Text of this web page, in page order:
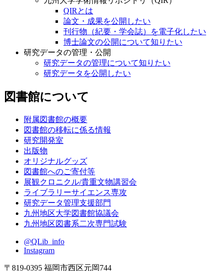
QIRとは
論文・成果を公開したい
刊行物（紀要・学会誌）を電子化したい
博士論文の公開について知りたい
研究データの管理・公開
研究データの管理について知りたい
研究データを公開したい
図書館について
附属図書館の概要
図書館の移転に係る情報
研究開発室
出版物
オリジナルグッズ
図書館へのご寄付等
展観クロニクル/貴重文物講習会
ライブラリーサイエンス専攻
研究データ管理支援部門
九州地区大学図書館協議会
九州地区図書系二次専門試験
@QLib_info
Instagram
〒819-0395 福岡市西区元岡744